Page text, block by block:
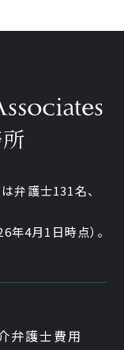
弁護士131名、
年4月1日時点）。
弁護士費用